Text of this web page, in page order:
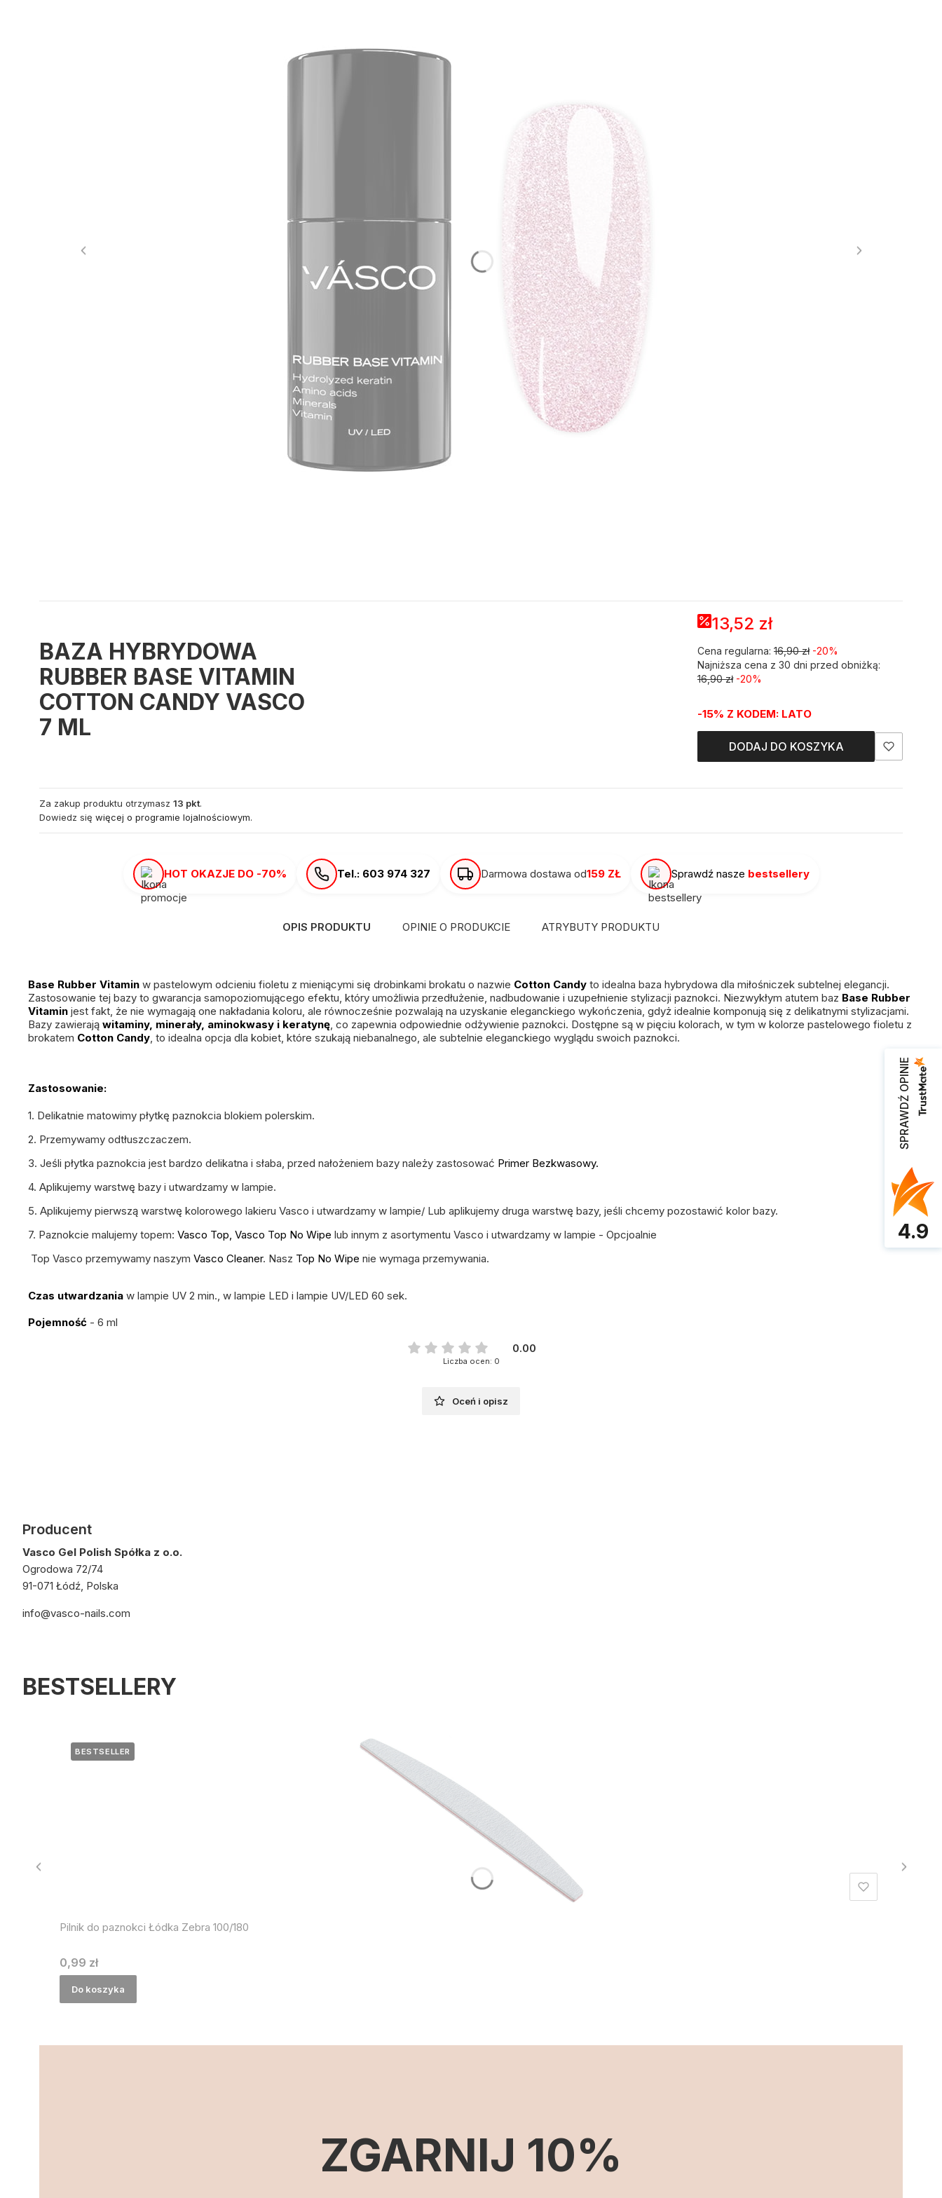
BAZA HYBRYDOWA
RUBBER BASE VITAMIN
COTTON CANDY VASCO
7 ML
13,52 zł
Cena regularna: 16,90 zł -20%
Najniższa cena z 30 dni przed obniżką:
16,90 zł -20%
-15% Z KODEM: LATO
DODAJ DO KOSZYKA
Za zakup produktu otrzymasz 13 pkt.
Dowiedz się więcej o programie lojalnościowym.
HOT OKAZJE DO -70% Tel.: 603 974 327 Darmowa dostawa od159 ZŁ Sprawdź nasze bestsellery
OPIS PRODUKTU OPINIE O PRODUKCIE ATRYBUTY PRODUKTU
Base Rubber Vitamin w pastelowym odcieniu fioletu z mieniącymi się drobinkami brokatu o nazwie Cotton Candy to idealna baza hybrydowa dla miłośniczek subtelnej elegancji.
Zastosowanie tej bazy to gwarancja samopoziomującego efektu, który umożliwia przedłużenie, nadbudowanie i uzupełnienie stylizacji paznokci. Niezwykłym atutem baz Base Rubber
Vitamin jest fakt, że nie wymagają one nakładania koloru, ale równocześnie pozwalają na uzyskanie eleganckiego wykończenia, gdyż idealnie komponują się z delikatnymi stylizacjami.
Bazy zawierają witaminy, minerały, aminokwasy i keratynę , co zapewnia odpowiednie odżywienie paznokci. Dostępne są w pięciu kolorach, w tym w kolorze pastelowego fioletu z
brokatem Cotton Candy , to idealna opcja dla kobiet, które szukają niebanalnego, ale subtelnie eleganckiego wyglądu swoich paznokci.
Zastosowanie:
1. Delikatnie matowimy płytkę paznokcia blokiem polerskim.
2. Przemywamy odtłuszczaczem.
3. Jeśli płytka paznokcia jest bardzo delikatna i słaba, przed nałożeniem bazy należy zastosować Primer Bezkwasowy.
4. Aplikujemy warstwę bazy i utwardzamy w lampie.
5. Aplikujemy pierwszą warstwę kolorowego lakieru Vasco i utwardzamy w lampie/ Lub aplikujemy druga warstwę bazy, jeśli chcemy pozostawić kolor bazy.
7. Paznokcie malujemy topem: Vasco Top, Vasco Top No Wipe lub innym z asortymentu Vasco i utwardzamy w lampie - Opcjoalnie
Top Vasco przemywamy naszym Vasco Cleaner. Nasz Top No Wipe nie wymaga przemywania.
Czas utwardzania w lampie UV 2 min., w lampie LED i lampie UV/LED 60 sek.
Pojemność - 6 ml
0.00
Liczba ocen: 0
Oceń i opisz
Producent
Vasco Gel Polish Spółka z o.o.
Ogrodowa 72/74
91-071 Łódź, Polska
info@vasco-nails.com
BESTSELLERY
BESTSELLER
Pilnik do paznokci Łódka Zebra 100/180
Cena
0,99 zł
Do koszyka
ZGARNIJ 10%
SPRAWDŹ OPINIE
4.9